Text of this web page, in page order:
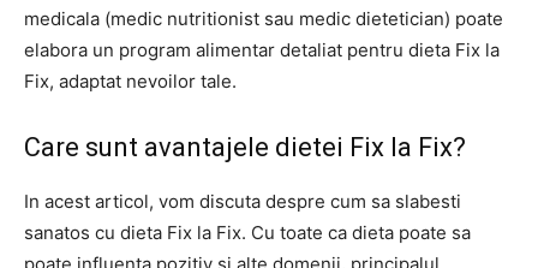
medicala (medic nutritionist sau medic dietetician) poate
elabora un program alimentar detaliat pentru dieta Fix la
Fix, adaptat nevoilor tale.
Care sunt avantajele dietei Fix la Fix?
In acest articol, vom discuta despre cum sa slabesti
sanatos cu dieta Fix la Fix. Cu toate ca dieta poate sa